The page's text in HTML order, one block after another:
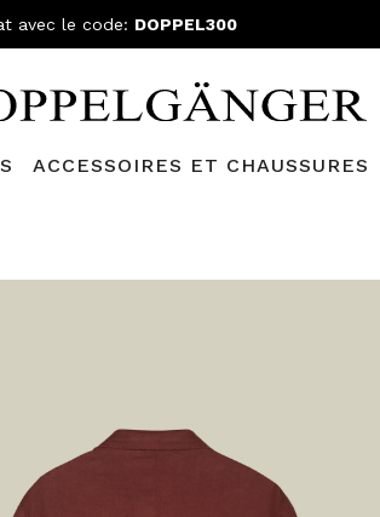
avec le code: DOPPEL300
ACCESSOIRES ET CHAUSSURES